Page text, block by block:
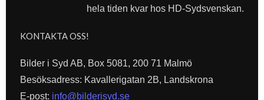
hela tiden kvar hos HD-Sydsvenskan.
KONTAKTA OSS!
Bilder i Syd AB, Box 5081, 200 71 Malmö
Besöksadress: Kavallerigatan 2B, Landskrona
E-post: info@bilderisyd.se